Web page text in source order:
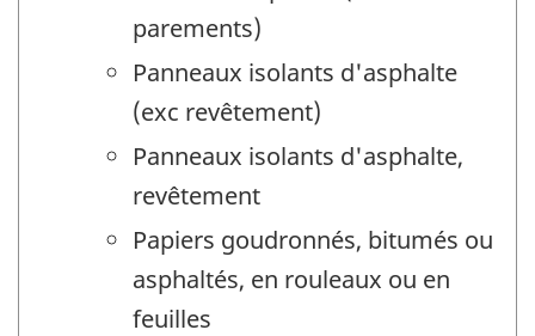
parements)
Panneaux isolants d'asphalte
(exc revêtement)
Panneaux isolants d'asphalte,
revêtement
Papiers goudronnés, bitumés ou
asphaltés, en rouleaux ou en
feuilles